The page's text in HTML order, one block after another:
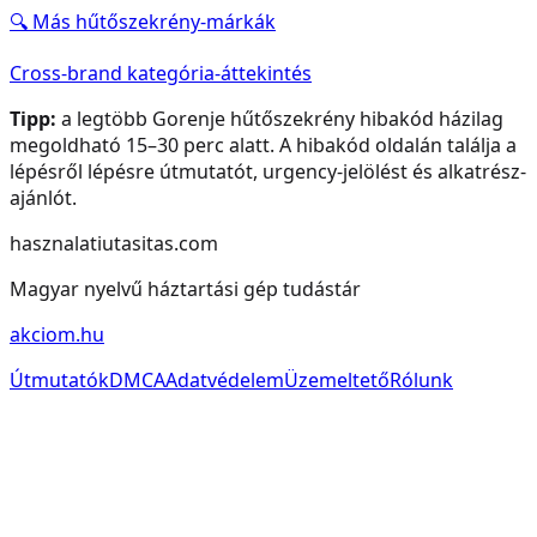
🔍 Más hűtőszekrény-márkák
Cross-brand kategória-áttekintés
Tipp: a legtöbb Gorenje hűtőszekrény hibakód házilag
megoldható 15–30 perc alatt. A hibakód oldalán találja a
lépésről lépésre útmutatót, urgency-jelölést és alkatrész-
ajánlót.
hasznalatiutasitas.com
Magyar nyelvű háztartási gép tudástár
akciom.hu
ÚtmutatókDMCAAdatvédelemÜzemeltetőRólunk